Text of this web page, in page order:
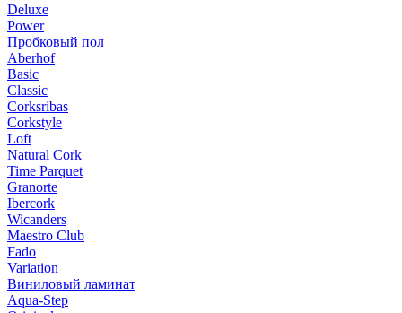
Deluxe
Power
Пробковый пол
Aberhof
Basic
Classic
Corksribas
Corkstyle
Loft
Natural Cork
Time Parquet
Granorte
Ibercork
Wicanders
Мaestro Club
Fado
Variation
Виниловый ламинат
Aqua-Step